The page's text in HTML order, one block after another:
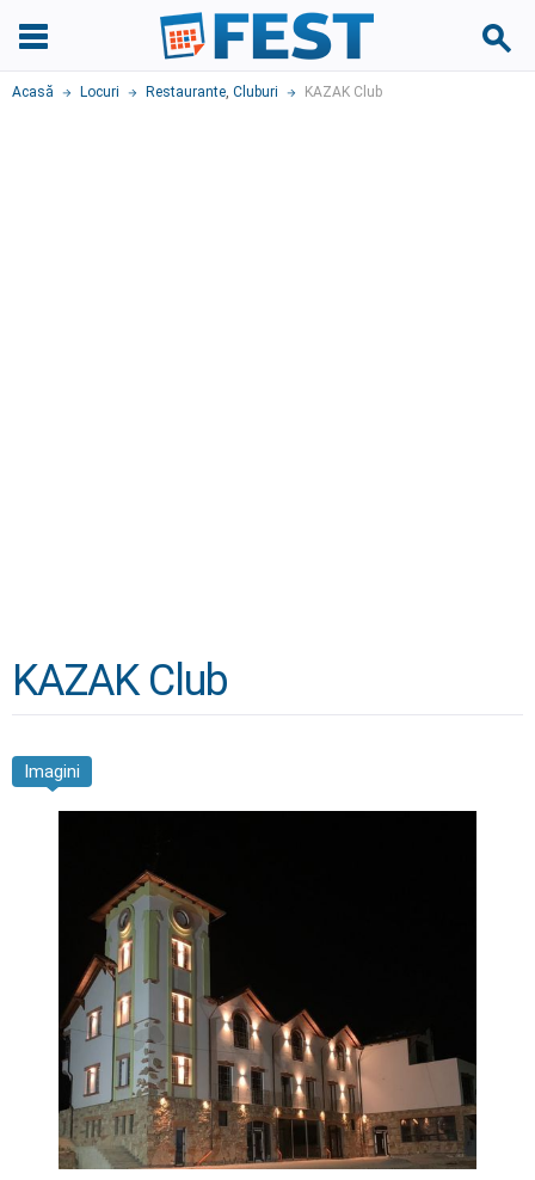
Acasă Locuri Restaurante, Cluburi KAZAK Club
KAZAK Club
Imagini